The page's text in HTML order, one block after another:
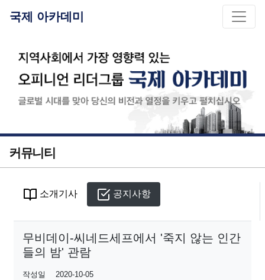
국제 아카데미
커뮤니티
소개기사 공지사항
무비데이-씨네드세프에서 '죽지 않는 인간
들의 밤' 관람
작성일
2020-10-05